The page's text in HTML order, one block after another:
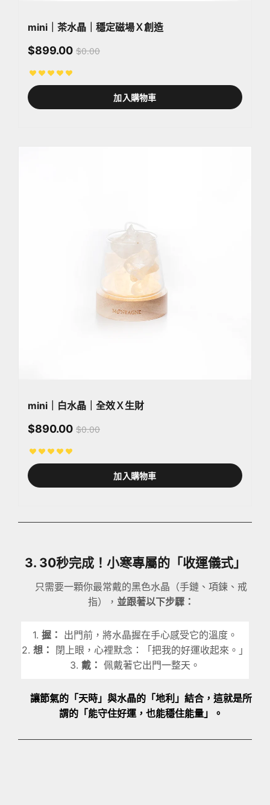
mini｜茶水晶｜穩定磁場Ｘ創造
$899.00 $0.00
加入購物車
mini｜白水晶｜全效Ｘ生財
$890.00 $0.00
加入購物車
3. 30秒完成！小寒專屬的「收運儀式」
只需要一顆你最常戴的黑色水晶（手鏈、項鍊、戒
指）， 並跟著以下步驟：
1. 握： 出門前，將水晶握在手心感受它的溫度。
2. 想： 閉上眼，心裡默念：「把我的好運收起來。」
3. 戴： 佩戴著它出門一整天。
讓節氣的「天時」與水晶的「地利」結合，這就是所
謂的「能守住好運，也能穩住能量」。